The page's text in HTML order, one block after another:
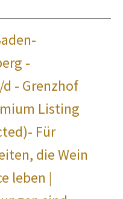
-
- Grenzhof
Listing
Für
die Wein
leben |